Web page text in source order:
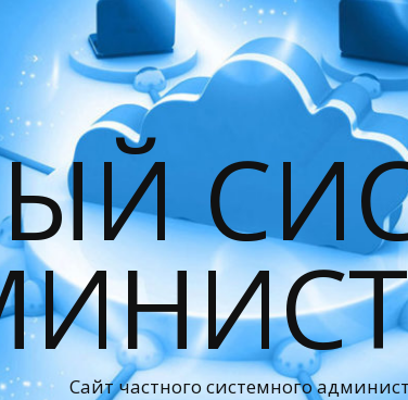
Сайт частного системного